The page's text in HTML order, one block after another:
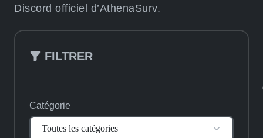
Discord officiel d’AthenaSurv.
FILTRER
Catégorie